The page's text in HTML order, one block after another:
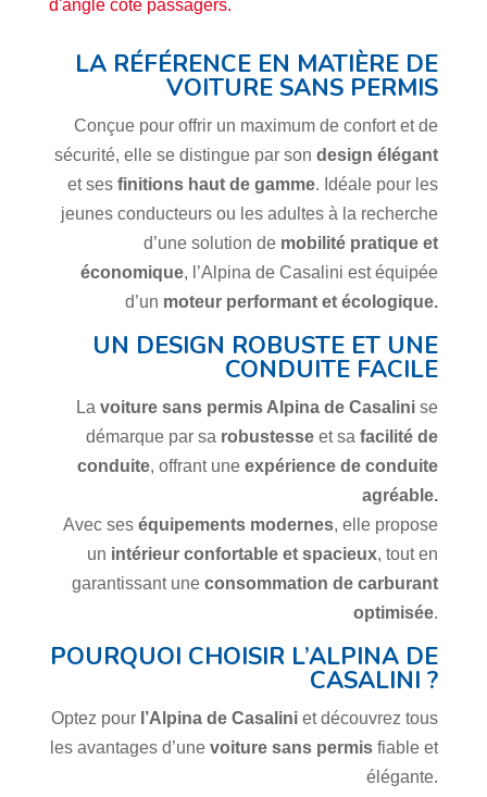
LA RÉFÉRENCE EN MATIÈRE DE
VOITURE SANS PERMIS
Conçue pour offrir un maximum de confort et de
sécurité, elle se distingue par sondesign élégant
et sesfinitions haut de gamme. Idéale pour les
jeunes conducteurs ou les adultes à la recherche
d’une solution de mobilité pratique et
économique, l’Alpina de Casalini est équipée
d’un moteur performant et écologique.
UN DESIGN ROBUSTE ET UNE
CONDUITE FACILE
Lavoiture sans permis Alpina de Casalini se
démarque par sa robustesse et safacilité de
conduite, offrant uneexpérience de conduite
agréable.
Avec seséquipements modernes, elle propose
un intérieur confortable et spacieux, tout en
garantissant uneconsommation de carburant
optimisée.
POURQUOI CHOISIR L’ALPINA DE
CASALINI ?
Optez pour l’Alpina de Casalini et découvrez tous
les avantages d’unevoiture sans permis fiable et
élégante.